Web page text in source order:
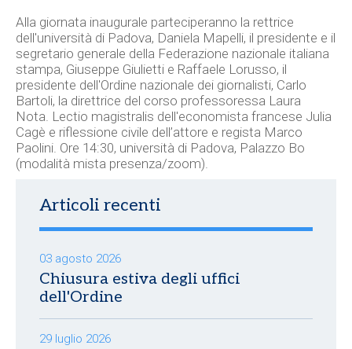
Alla giornata inaugurale parteciperanno la rettrice
dell'università di Padova, Daniela Mapelli, il presidente e il
segretario generale della Federazione nazionale italiana
stampa, Giuseppe Giulietti e Raffaele Lorusso, il
presidente dell'Ordine nazionale dei giornalisti, Carlo
Bartoli, la direttrice del corso professoressa Laura
Nota. Lectio magistralis dell'economista francese Julia
Cagè e riflessione civile dell’attore e regista Marco
Paolini. Ore 14:30, università di Padova, Palazzo Bo
(modalità mista presenza/zoom).
Articoli recenti
03 agosto 2026
Chiusura estiva degli uffici
dell'Ordine
29 luglio 2026